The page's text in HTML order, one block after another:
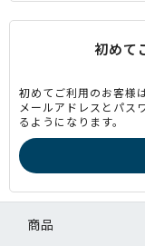
初めて
初めてご利用のお客様
メールアドレスとパス
るようになります。
商品